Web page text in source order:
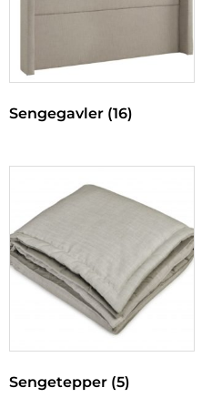
Sengegavler (16)
Sengetepper (5)